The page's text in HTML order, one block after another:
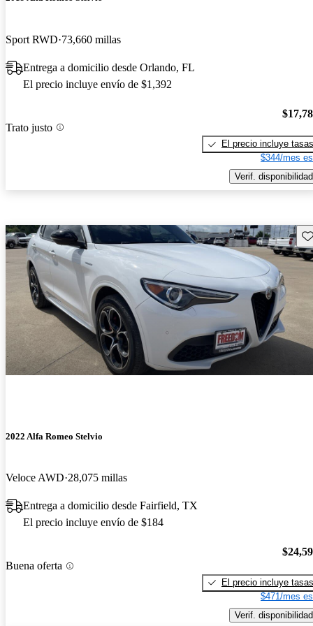
Sport RWD 73,660 millas
Entrega a domicilio desde Orlando, FL
El precio incluye envío de $1,392
Trato justo
El precio incluye tasas
$344/mes
Verif. disponibilidad
2022 Alfa Romeo Stelvio
Veloce AWD 28,075 millas
Entrega a domicilio desde Fairfield, TX
El precio incluye envío de $184
Buena oferta
El precio incluye tasas
$471/mes
Verif. disponibilidad